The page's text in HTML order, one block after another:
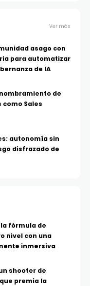
Ver más
asago con
para automatizar
de IA
de
como Sales
autonomía sin
disfrazado de
la fórmula de
nivel con una
inmersiva
shooter de
premia la